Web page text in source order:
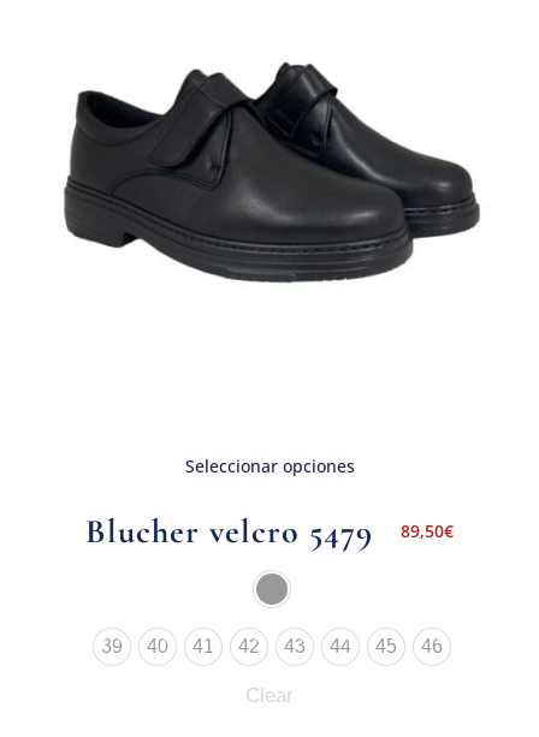
Seleccionar opciones
Blucher velcro 5479 89,50€
39 40 41 42 43 44 45 46
Clear